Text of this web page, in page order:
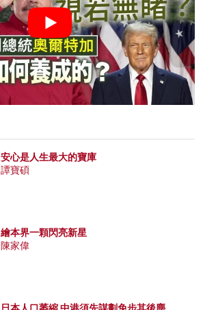
安心是人生最大的寶庫
譚寶碩
繪本界一顆閃亮新星
陳家偉
日本人口萎縮 中港須先謀劃免步其後塵